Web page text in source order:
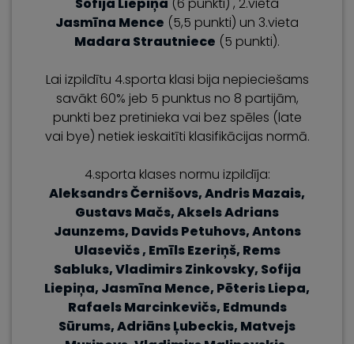
Jasmīna Mence (5,5 punkti) un 3.vieta
Madara Strautniece (5 punkti).
Lai izpildītu 4.sporta klasi bija nepieciešams
savākt 60% jeb 5 punktus no 8 partijām,
punkti bez pretinieka vai bez spēles (late
vai bye) netiek ieskaitīti klasifikācijas normā.
4.sporta klases normu izpildīja:
Aleksandrs Černišovs,Andris Mazais,
Gustavs Mačs, Aksels Adrians
Jaunzems, Davids Petuhovs, Antons
Ulasevičs , Emīls Ezeriņš, Rems
Sabluks, Vladimirs Zinkovsky, Sofija
Liepiņa, Jasmīna Mence, Pēteris Liepa,
Rafaels Marcinkevičs, Edmunds
Sūrums, Adriāns Ļubeckis, Matvejs